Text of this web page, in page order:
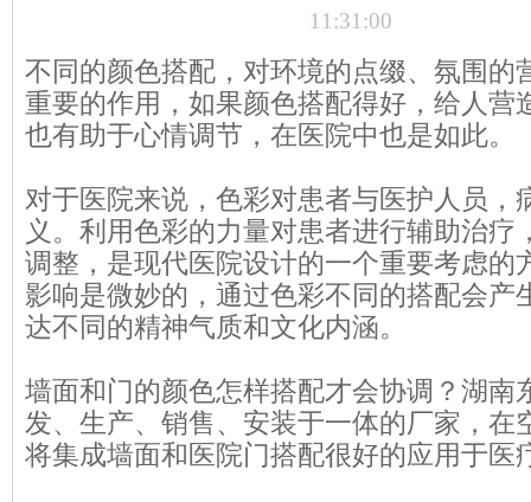
11:31:00
不同的颜色搭配，对环境的点缀、氛围的
重要的作用，如果颜色搭配得好，给人营
也有助于心情调节，在医院中也是如此。
对于医院来说，色彩对患者与医护人员，
义。利用色彩的力量对患者进行辅助治疗
调整，是现代医院设计的一个重要考虑的
影响是微妙的，通过色彩不同的搭配会产
达不同的精神气质和文化内涵。
墙面和门的颜色怎样搭配才会协调？湖南
发、生产、销售、安装于一体的厂家，在
将集成墙面和医院门搭配很好的应用于医